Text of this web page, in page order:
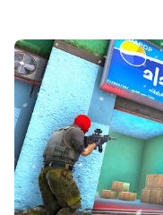
突擊隊罷工任務正在
訓練有素的FPS小隊
腺素衝鋒射擊體驗是針
隊的罷工始於3D戰場
FPS射擊遊戲任務！
在2023次任務中不受
在2023年離線FPS
子之間的反恐戰爭。